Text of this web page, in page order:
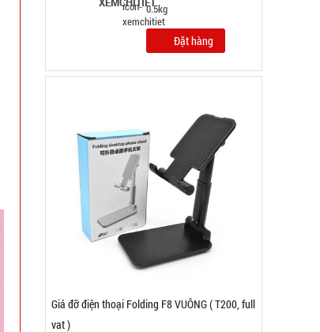
Đặt hàng
( T200, Full VAT )